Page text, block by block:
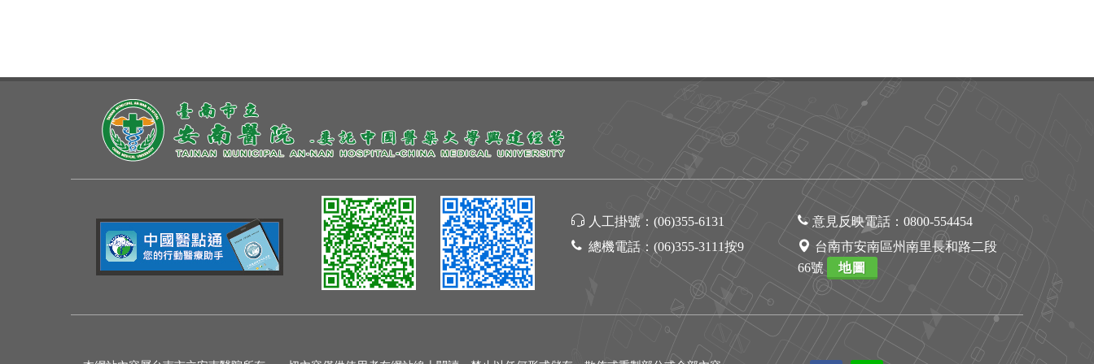
人工掛號： (06)355-6131
總機電話： (06)355-3111按9
意見反映電話： 0800-554454
台南市安南區州南里長和路二段
66號
地圖